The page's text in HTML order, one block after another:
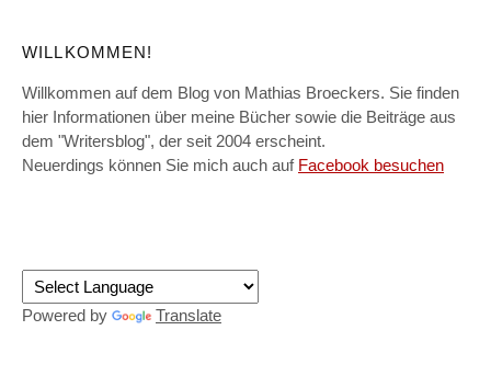
WILLKOMMEN!
Willkommen auf dem Blog von Mathias Broeckers. Sie finden
hier Informationen über meine Bücher sowie die Beiträge aus
dem "Writersblog", der seit 2004 erscheint.
Neuerdings können Sie mich auch auf Facebook besuchen
Powered by Translate